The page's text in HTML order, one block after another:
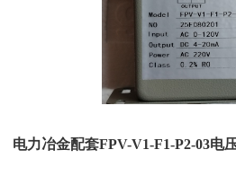
电力冶金配套FPV-V1-F1-P2-03电